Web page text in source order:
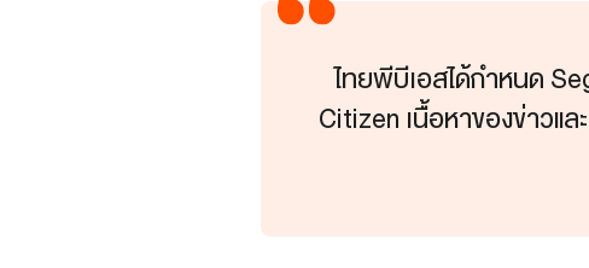
ไทยพีบีเอสได้กำหนด
Citizen เนื้อหาของข่าวแ